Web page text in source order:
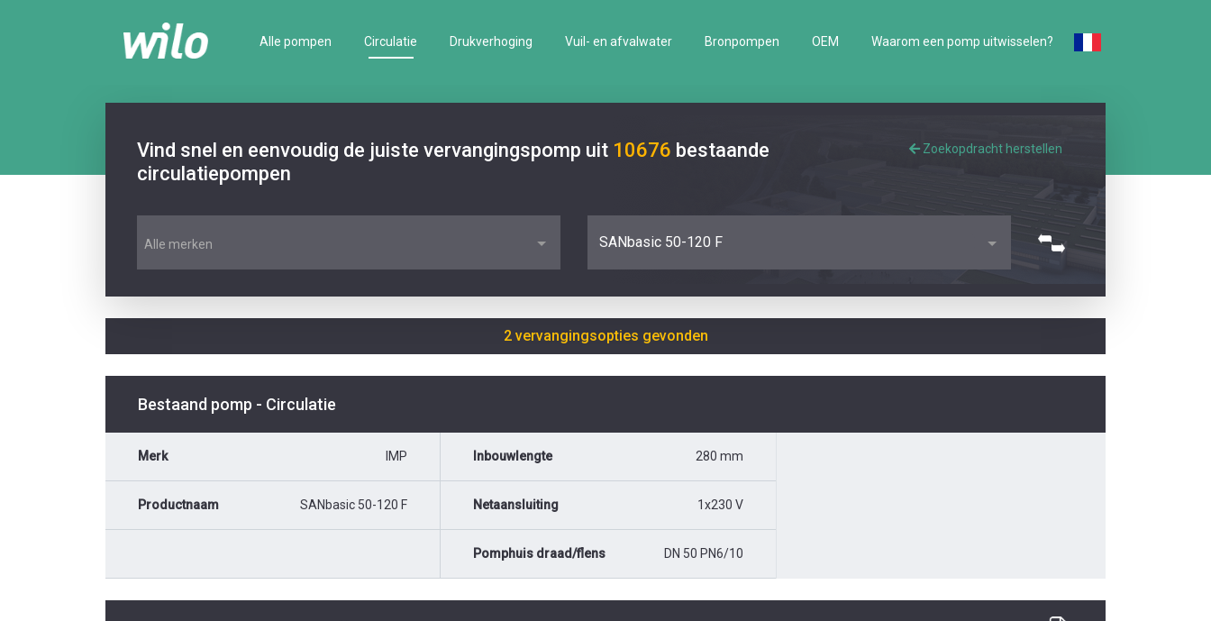
Alle pompen Circulatie Drukverhoging Vuil- en afvalwater Bronpompen OEM Waarom een pomp uitwisselen?
Vind snel en eenvoudig de juiste vervangingspomp uit 10676 bestaande
circulatiepompen
Zoekopdracht herstellen
Alle merken SANbasic 50-120 F
2 vervangingsopties gevonden
Bestaand pomp - Circulatie
Merk IMP
Productnaam SANbasic 50-120 F
Inbouwlengte 280 mm
Netaansluiting 1x230 V
Pomphuis draad/flens DN 50 PN6/10